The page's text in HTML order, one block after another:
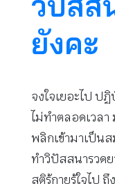
ยังคะ
จงใจเยอะไป ป
ไม่ทำตลอดเวล
พลิกเข้ามาเป็น
ทำวิปัสสนารวดย
สติรู้กายรู้ใจไป ถึ